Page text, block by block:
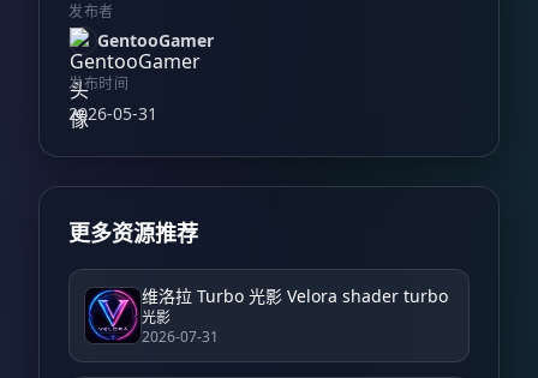
发布者
GentooGamer
发布时间
2026-05-31
更多资源推荐
维洛拉 Turbo 光影 Velora shader turbo
光影
2026-07-31